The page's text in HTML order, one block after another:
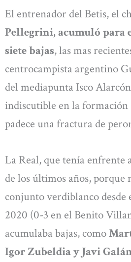
El entrenador del Betis, el
Pellegrini, acumuló para
siete bajas, las mas
centrocampista argentino
del mediapunta Isco
indiscutible en la formación
padece una fractura de
La Real, que tenía enfrente
de los últimos años, porque
conjunto verdiblanco desde
2020 (0-3 en el Benito
acumulaba bajas, como
Igor Zubeldia y Javi